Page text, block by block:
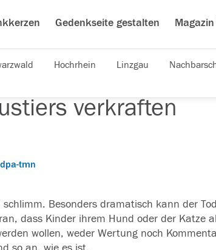
Gedenkseite gestalten
Hochrhein Linzgau
verkraften
Besonders dramatisch kann der Tod
dass Kinder ihrem Hund oder der Katze
wollen, weder Wertung noch